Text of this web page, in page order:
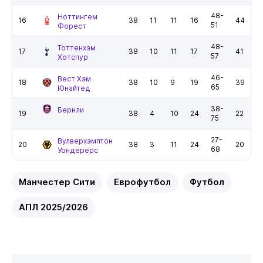
16
Ноттингем
Форест
38 11 11 16
48-
51
44
17
Тоттенхэм
Хотспур
38 10 11 17
48-
57
41
18
Вест Хэм
Юнайтед
38 10 9 19
46-
65
39
19 Бернли 38 4 10 24
38-
75
22
20
Вулверхэмптон
Уондерерс
38 3 11 24
27-
68
20
Манчестер Сити Еврофутбол Футбол
АПЛ 2025/2026